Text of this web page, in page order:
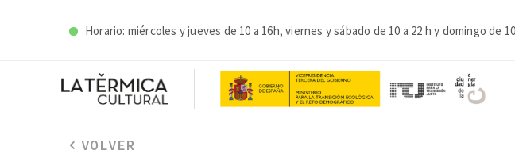
Horario: miércoles y jueves de 10 a 16h, viernes y sábado de 10 a 22 h y domingo de
VOLVER